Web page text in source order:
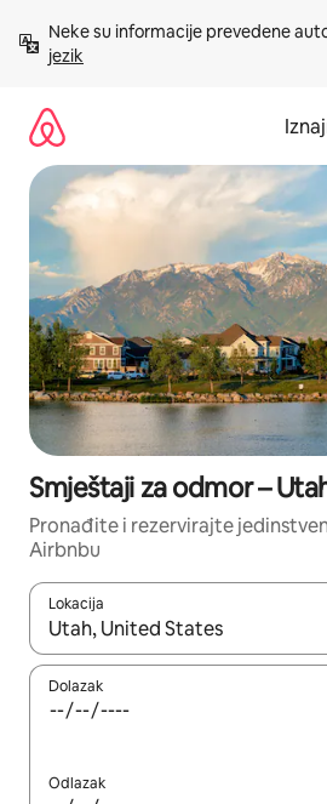
sadržaj
Neke su informacije prevedene
jezik
Smještaji za odmor –
Pronađite i rezervirajte
Airbnbu
Lokacija
Kada budu dostupni rezultati,
Dolazak
Odlazak